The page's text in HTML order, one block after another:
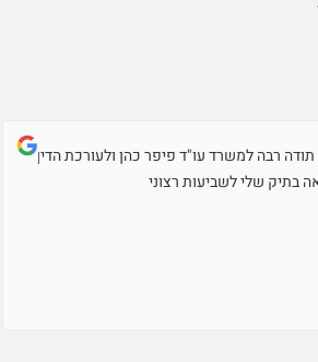
תודה רבה למשרד עו"ד פיפר כהן ולעורכת הדין
בתיק שלי לשביעות רצוני